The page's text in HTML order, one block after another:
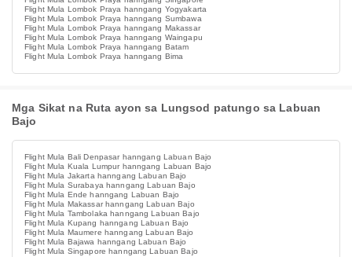
Flight Mula Lombok Praya hanngang Yogyakarta
Flight Mula Lombok Praya hanngang Sumbawa
Flight Mula Lombok Praya hanngang Makassar
Flight Mula Lombok Praya hanngang Waingapu
Flight Mula Lombok Praya hanngang Batam
Flight Mula Lombok Praya hanngang Bima
Mga Sikat na Ruta ayon sa Lungsod patungo sa Labuan
Bajo
Flight Mula Bali Denpasar hanngang Labuan Bajo
Flight Mula Kuala Lumpur hanngang Labuan Bajo
Flight Mula Jakarta hanngang Labuan Bajo
Flight Mula Surabaya hanngang Labuan Bajo
Flight Mula Ende hanngang Labuan Bajo
Flight Mula Makassar hanngang Labuan Bajo
Flight Mula Tambolaka hanngang Labuan Bajo
Flight Mula Kupang hanngang Labuan Bajo
Flight Mula Maumere hanngang Labuan Bajo
Flight Mula Bajawa hanngang Labuan Bajo
Flight Mula Singapore hanngang Labuan Bajo